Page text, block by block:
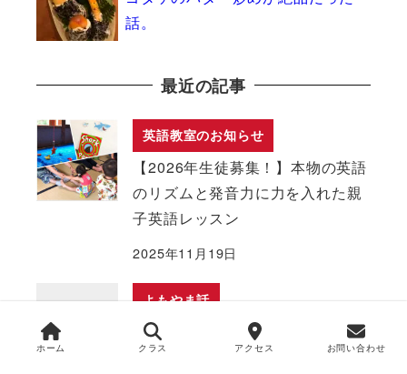
話。
最近の記事
英語教室のお知らせ
【2026年生徒募集！】本物の英語
のリズムと発音力に力を入れた親
子英語レッスン
2025年11月19日
よもやま話
グラレコ武者修行を続けています
ホーム クラス アクセス お問い合わせ